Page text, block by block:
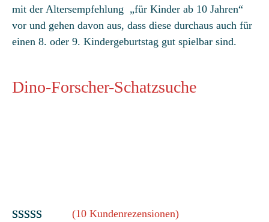
mit der Altersempfehlung „für Kinder ab 10 Jahren“
vor und gehen davon aus, dass diese durchaus auch für
einen 8. oder 9. Kindergeburtstag gut spielbar sind.
Dino-Forscher-Schatzsuche
(10 Kundenrezensionen)